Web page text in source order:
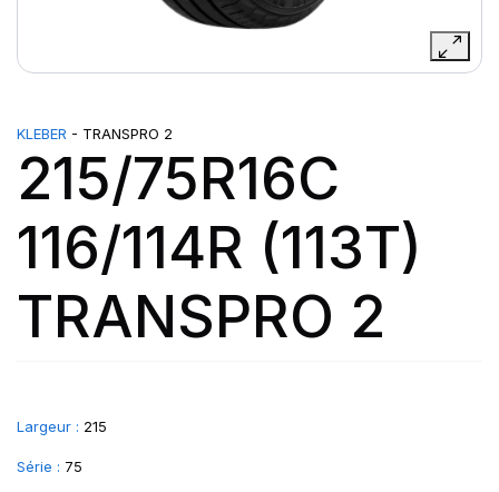
KLEBER - TRANSPRO 2
215/75R16C
116/114R (113T)
TRANSPRO 2
Largeur : 215
Série : 75